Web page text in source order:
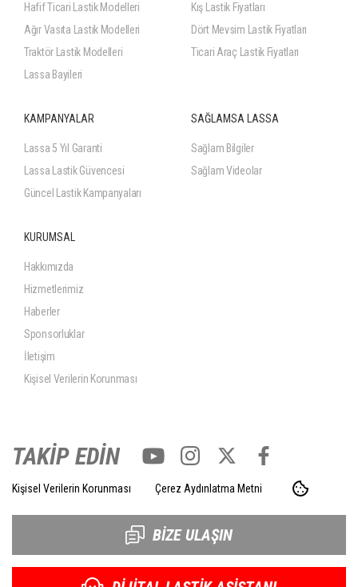
Hafif Ticari Lastik Modelleri
Ağır Vasıta Lastik Modelleri
Traktör Lastik Modelleri
Lassa Bayileri
Kış Lastik Fiyatları
Dört Mevsim Lastik Fiyatları
Ticari Araç Lastik Fiyatları
KAMPANYALAR
Lassa 5 Yıl Garanti
Lassa Lastik Güvencesi
Güncel Lastik Kampanyaları
SAĞLAMSA LASSA
Sağlam Bilgiler
Sağlam Videolar
KURUMSAL
Hakkımızda
Hizmetlerimiz
Haberler
Sponsorluklar
İletişim
Kişisel Verilerin Korunması
TAKİP EDİN
Kişisel Verilerin Korunması Çerez Aydınlatma Metni
BİZE ULAŞIN